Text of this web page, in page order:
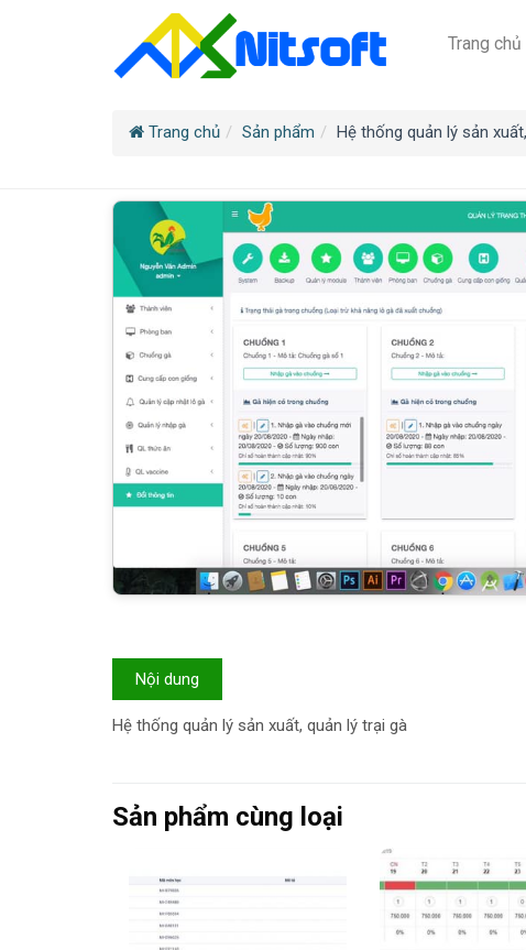
Trang chủ
Trang chủ Sản phẩm Hệ thống quản lý sản
Nội dung
Hệ thống quản lý sản xuất, quản lý trại gà
Sản phẩm cùng loại